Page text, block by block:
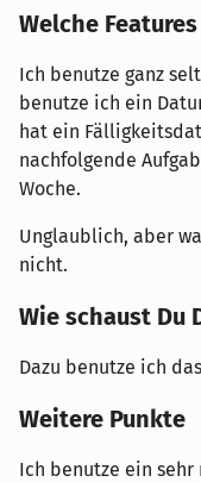
Welche
Ich benutze ganz
benutze ich ein
hat ein
nachfolgende
Woche.
Unglaublich, aber
nicht.
Wie schaust Du
Dazu benutze ich das
Weitere Punkte
Ich benutze ein